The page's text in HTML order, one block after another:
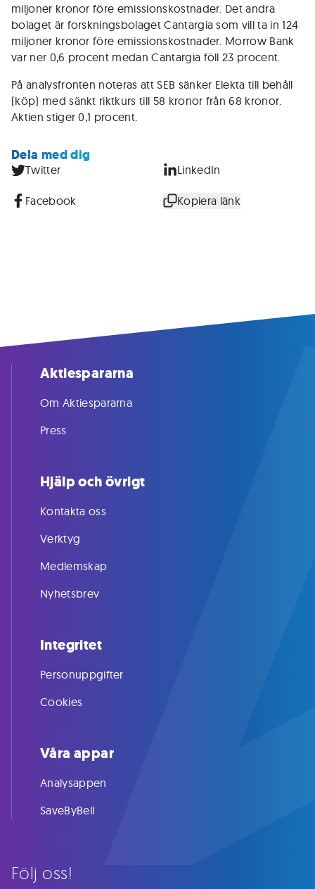
miljoner kronor före emissionskostnader. Det andra
bolaget är forskningsbolaget Cantargia som vill ta in 124
miljoner kronor före emissionskostnader. Morrow Bank
var ner 0,6 procent medan Cantargia föll 23 procent.
På analysfronten noteras att SEB sänker Elekta till behåll
(köp) med sänkt riktkurs till 58 kronor från 68 kronor.
Aktien stiger 0,1 procent.
Dela med dig
Twitter LinkedIn
Facebook Kopiera länk
Följ oss!
Aktiespararna
Om Aktiespararna
Press
Hjälp och övrigt
Kontakta oss
Verktyg
Medlemskap
Nyhetsbrev
Integritet
Personuppgifter
Cookies
Våra appar
Analysappen
SaveByBell